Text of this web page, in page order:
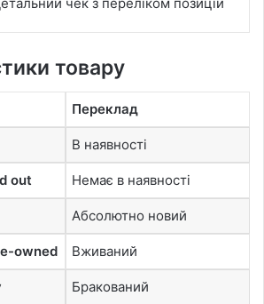
чек з переліком позицій
товару
Переклад
В наявності
out Немає в наявності
Абсолютно новий
owned Вживаний
Бракований